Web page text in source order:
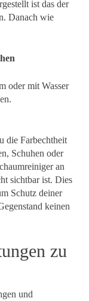
ist das der
Danach wie
oder mit Wasser
die Farbechtheit
Schuhen oder
an
sichtbar ist. Dies
Schutz deiner
keinen
zu
und